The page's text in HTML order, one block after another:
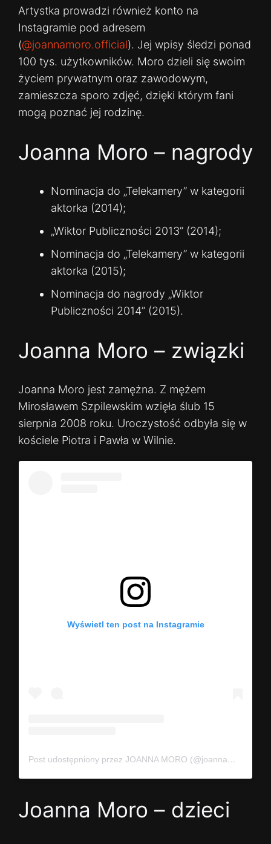
Artystka prowadzi również konto na
Instagramie pod adresem
(@joannamoro.official). Jej wpisy śledzi ponad
100 tys. użytkowników. Moro dzieli się swoim
życiem prywatnym oraz zawodowym,
zamieszcza sporo zdjęć, dzięki którym fani
mogą poznać jej rodzinę.
Joanna Moro – nagrody
Nominacja do „Telekamery” w kategorii
aktorka (2014);
„Wiktor Publiczności 2013” (2014);
Nominacja do „Telekamery” w kategorii
aktorka (2015);
Nominacja do nagrody „Wiktor
Publiczności 2014” (2015).
Joanna Moro – związki
Joanna Moro jest zamężna. Z mężem
Mirosławem Szpilewskim wzięła ślub 15
sierpnia 2008 roku. Uroczystość odbyła się w
kościele Piotra i Pawła w Wilnie.
Wyświetl ten post na Instagramie
Post udostępniony przez JOANNA MORO (@joannamoro.official)
Joanna Moro – dzieci